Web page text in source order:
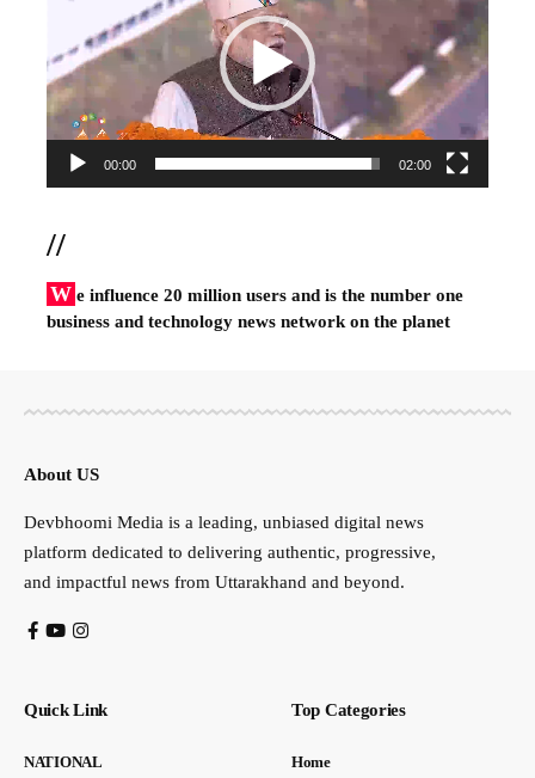
00:00 02:00
//
W e influence 20 million users and is the number one
business and technology news network on the planet
About US
Devbhoomi Media is a leading, unbiased digital news
platform dedicated to delivering authentic, progressive,
and impactful news from Uttarakhand and beyond.
Quick Link
NATIONAL
Top Categories
Home